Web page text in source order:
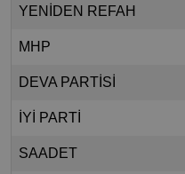
YENİDEN REFAH
MHP
DEVA PARTİSİ
İYİ PARTİ
SAADET